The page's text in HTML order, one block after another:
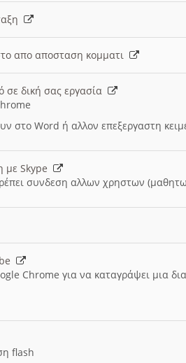
απο αποσταση κομματι
σε δική σας εργασία
στο Word ή αλλον επεξεργαστη
με Skype
συνδεση αλλων χρηστων
Chrome για να καταγράψει μια
flash